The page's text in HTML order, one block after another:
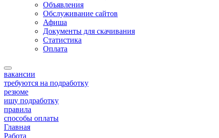
Объявления
Обслуживание сайтов
Афиша
Документы для скачивания
Статистика
Оплата
вакансии
требуются на подработку
резюме
ищу подработку
правила
способы оплаты
Главная
Работа